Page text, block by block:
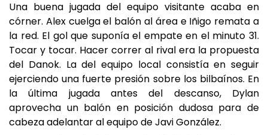
Una buena jugada del equipo visitante acaba en
córner. Alex cuelga el balón al área e Iñigo remata a
la red. El gol que suponía el empate en el minuto 31.
Tocar y tocar. Hacer correr al rival era la propuesta
del Danok. La del equipo local consistía en seguir
ejerciendo una fuerte presión sobre los bilbaínos. En
la última jugada antes del descanso, Dylan
aprovecha un balón en posición dudosa para de
cabeza adelantar al equipo de Javi González.